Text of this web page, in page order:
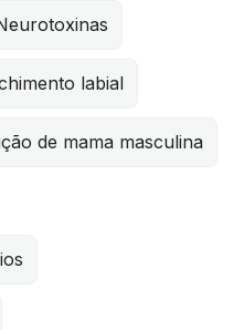
labial
de mama masculina